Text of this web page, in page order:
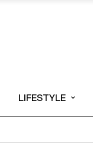
LIFESTYLE ⌄